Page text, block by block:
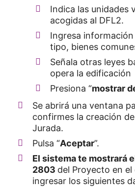
Indica las unidades
acogidas al DFL2.
Ingresa
tipo, bienes
Señala otras leyes
opera la edificación
Presiona “mostrar
Se abrirá una ventana
confirmes la creación
Jurada.
Pulsa “Aceptar”.
El sistema te mostrará
2803 del Proyecto en el
ingresar los siguientes